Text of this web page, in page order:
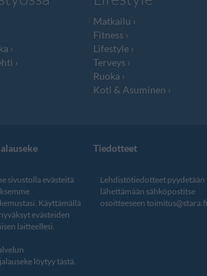
Matkailu
Fitness
Lifestyle
Terveys
Ruoka
Koti & Asuminen
sivustolla evästeitä
Käyttämällä
evästeiden
laitteellesi.
löytyy tästä.
Tiedotteet
Lehdistötiedotteet pyydetään
lähettämään sähköpostitse
osoitteeseen toimitus@stara.fi